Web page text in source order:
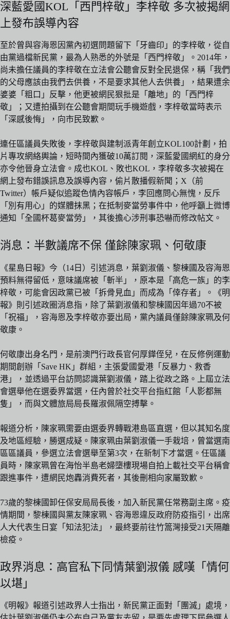
深藍愛國KOL「西門梓敬」李梓敬 多次被揭網
上發布誤導內容
至於曾與容海恩因黨內初選問題留下「牙齒印」的李梓敬，從自
由黨過檔新民黨，最為人熟悉的外號是「西門梓敬」。2014年，
尚未擔任議員的李梓敬在立法會公聽會反對全民退保，稱「我們
的父母應該由我們去供養，不是要求其他人去供養」，結果遭余
婆婆「粗口」反擊，他更被網民狠批是「離地」的「西門梓
敬」；又遭拍攝到在公聽會期間玩手機遊戲，李梓敬當時表示
「深感後悔」，向市民致歉。
連任區議員失敗後，李梓敬與建制派青年創立KOL100計劃，拍
片專攻網絡輿論，短時間內獲破10萬訂閱，深藍愛國網紅的身分
亦令他晉身立法會。成也KOL、敗也KOL，李梓敬多次被揭在
網上發布錯誤訊息及誤導內容，偷片散播假新聞；X（前
Twitter）帳戶疑似追蹤色情內容帳戶，李回應問心無愧，反斥
「別有用心」的媒體抹黑；在抵制麥當勞事件中，他呼籲上微博
通知「全國杯葛麥當勞」，其後擔心涉刑事恐嚇而修改帖文。
消息：半數議席不保 僅餘陳家珮、何敬康
《星島日報》今（14日）引述消息，葉劉淑儀、黎棟國及容海恩
預料無得留低，意味議席被「斬半」，原本是「高危一族」的李
梓敬，可能會因政黨已被「拆骨見血」而成為「倖存者」。《明
報》則引述政圈消息指，除了葉劉淑儀和黎棟國因年過70不被
「祝福」，容海恩及李梓敬亦要出局，黨內議員僅餘陳家珮及何
敬康。
何敬康出身名門，是前澳門行政長官何厚鏵侄兒，在反修例運動
期間創辦「Save HK」群組，主張愛國愛港「反暴力、救香
港」，並透過平台訪問認識葉劉淑儀，踏上從政之路。上屆立法
會選舉他在選委界當選，任內曾於社交平台指紅館「人影都無
隻」，而與文體旅局局長羅淑佩隔空搏擊。
報道分析，陳家珮需要由選委界轉戰港島區直選，但以其知名度
及地區經驗，勝選成疑。陳家珮由葉劉淑儀一手栽培，曾當選南
區區議員，參選立法會選舉至第3次，在新制下才當選。任區議
員時，陳家珮曾在海怡半島老婦墮樓現場自拍上載社交平台稱會
跟進事件，遭網民炮轟消費死者，其後刪相向家屬致歉。
73歲的黎棟國卸任保安局局長後，加入新民黨任常務副主席。疫
情期間，黎棟國與黨友陳家珮、容海恩違反政府防疫指引，出席
人大代表生日宴「知法犯法」，最終要前往竹篙灣接受21天隔離
檢疫。
政界消息：高官私下同情葉劉淑儀 感嘆「情何
以堪」
《明報》報道引述政界人士指出，新民黨正面對「團滅」處境，